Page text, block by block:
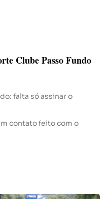
Clube Passo Fundo
falta só assinar o
contato feito com o